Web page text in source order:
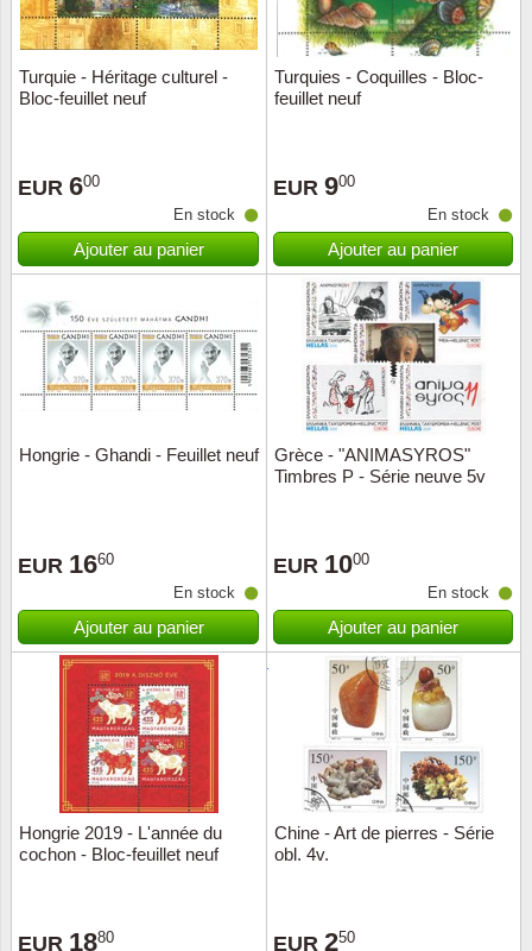
Turquie - Héritage culturel -
Bloc-feuillet neuf
EUR 600
En stock
Ajouter au panier
Turquies - Coquilles - Bloc-
feuillet neuf
EUR 900
En stock
Ajouter au panier
Hongrie - Ghandi - Feuillet neuf
EUR 1660
En stock
Ajouter au panier
Grèce - "ANIMASYROS"
Timbres P - Série neuve 5v
EUR 1000
En stock
Ajouter au panier
Hongrie 2019 - L'année du
cochon - Bloc-feuillet neuf
EUR 1880
Chine - Art de pierres - Série
obl. 4v.
EUR 250